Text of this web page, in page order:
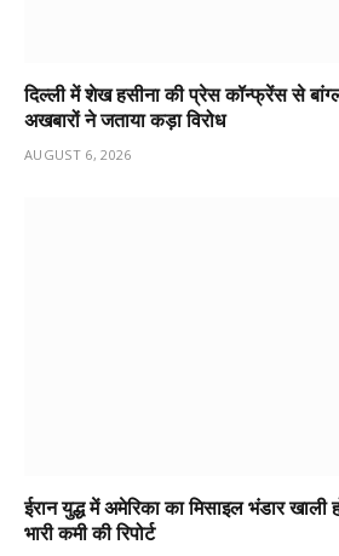
दिल्ली में शेख हसीना की प्रेस कॉन्फ्रेंस से
अखबारों ने जताया कड़ा विरोध
AUGUST 6, 2026
ईरान युद्ध में अमेरिका का मिसाइल भंडार
भारी कमी की रिपोर्ट